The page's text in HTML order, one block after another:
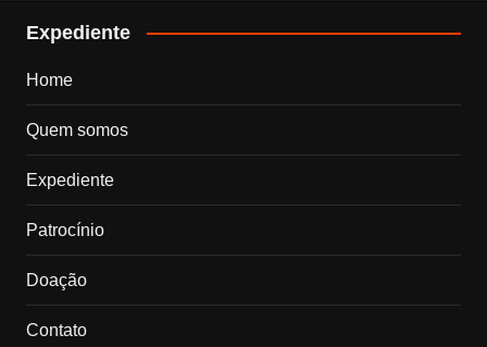
Expediente
Home
Quem somos
Expediente
Patrocínio
Doação
Contato